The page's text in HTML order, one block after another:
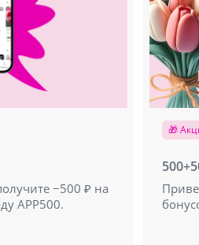
−500 ₽ на
APP500.
🎁